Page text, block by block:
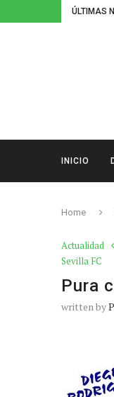
ÚLTIMAS
INICIO
Home
Actualidad
Sevilla FC
Pura
written by